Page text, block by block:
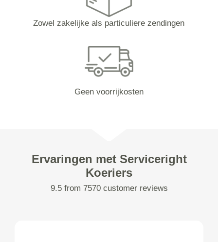
Zowel zakelijke als particuliere zendingen
Geen voorrijkosten
Ervaringen met Serviceright
Koeriers
9.5 from 7570 customer reviews